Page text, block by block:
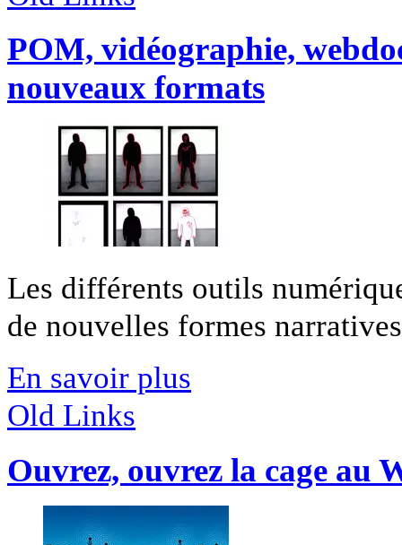
POM, vidéographie,
nouveaux formats
Les différents outils
de nouvelles formes
En savoir plus
Old Links
Ouvrez, ouvrez la cage au